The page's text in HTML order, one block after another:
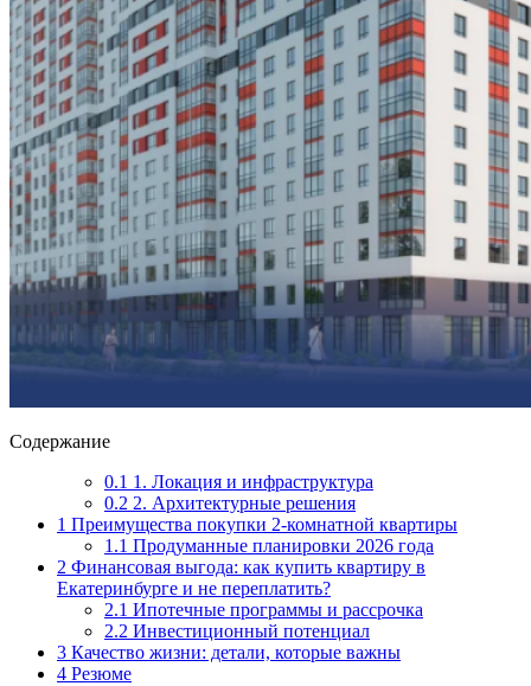
Содержание
0.1 1. Локация и инфраструктура
0.2 2. Архитектурные решения
1 Преимущества покупки 2-комнатной квартиры
1.1 Продуманные планировки 2026 года
2 Финансовая выгода: как купить квартиру в
Екатеринбурге и не переплатить?
2.1 Ипотечные программы и рассрочка
2.2 Инвестиционный потенциал
3 Качество жизни: детали, которые важны
4 Резюме